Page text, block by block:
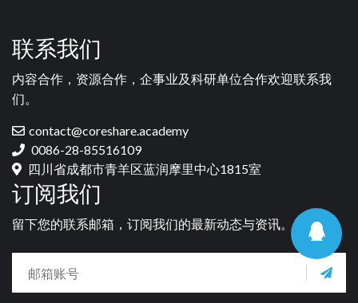
联系我们
内容合作，资源合作，企事业及科研单位合作欢迎联系我
们。
contact@coreshare.academy
0086-28-85516109
四川省成都市青羊区蓝润摩里中心1815室
订阅我们
留下您的联系邮箱，订阅我们的最新动态与资讯。